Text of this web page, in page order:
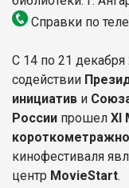
Справки по
С 14 по 21
содействии
инициатив и
России прошел XI
кинофестиваля
центр MovieStart.